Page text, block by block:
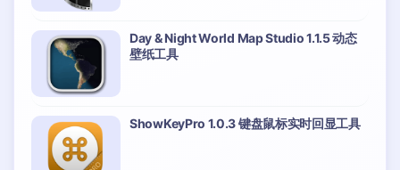
Day & Night World Map Studio 1.1.5 动态
壁纸工具
ShowKeyPro 1.0.3 键盘鼠标实时回显工具